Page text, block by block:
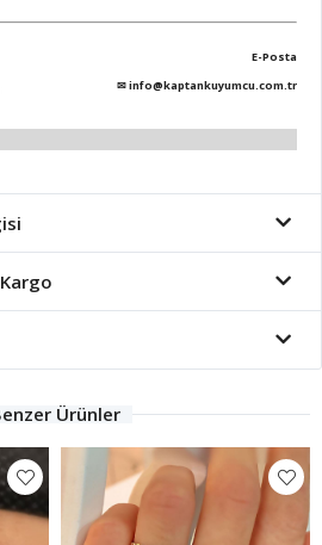
E-Posta
✉info@kaptankuyumcu.com.tr
Ürünler